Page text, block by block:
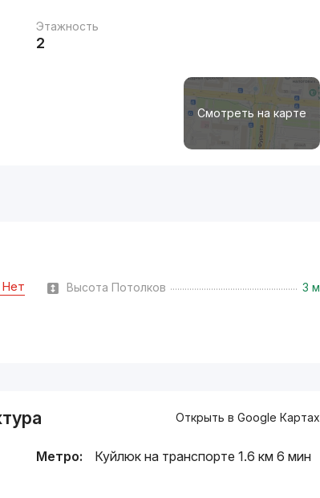
Этажность
2
Смотреть на карте
Нет Высота Потолков 3 м
Открыть в Google Картах
Метро: Куйлюк на транспорте 1.6 км 6 мин